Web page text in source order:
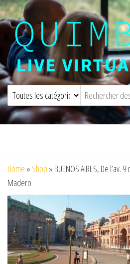
Quimbaya Virtual
Home » Shop » BUENOS AIRES, De l’av.
Madero